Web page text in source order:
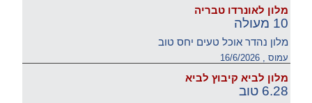
מלון לאונרדו טבריה
10 מעולה
מלון נהדר אוכל טעים יחס טוב
עמוס , 16/6/2026
מלון לביא קיבוץ לביא
6.28 טוב